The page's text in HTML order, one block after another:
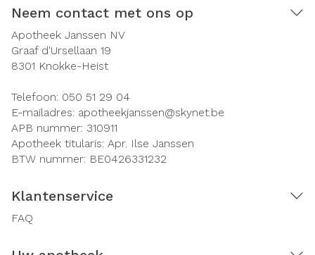
Neem contact met ons op
Apotheek Janssen NV
Graaf d'Ursellaan 19
8301 Knokke-Heist
Telefoon: 050 51 29 04
E-mailadres: apotheekjanssen@skynet.be
APB nummer: 310911
Apotheek titularis: Apr. Ilse Janssen
BTW nummer: BE0426331232
Klantenservice
FAQ